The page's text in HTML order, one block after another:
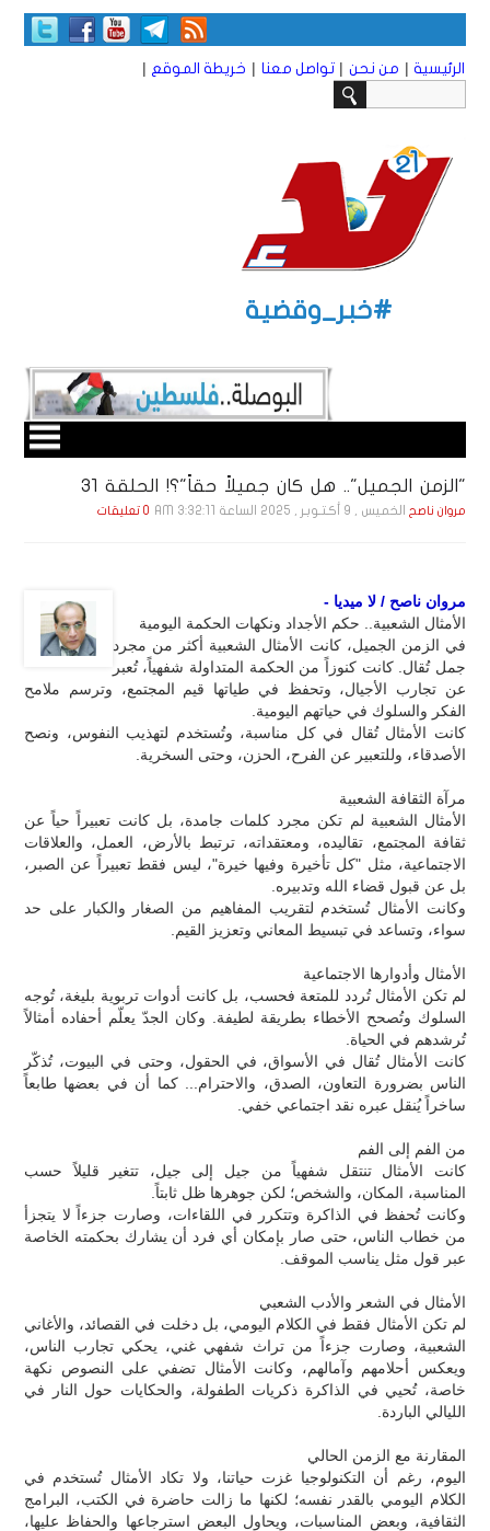
الرئيسية | من نحن | تواصل معنا | خريطة الموقع |
#خبر_وقضية
"الزمن الجميل".. هل كان جميلاً حقاً"؟! الحلقة 31
مروان ناصح الخميس , 9 أكـتـوبـر , 2025 الساعة 3:32:11 AM 0 تعليقات
مروان ناصح / لا ميديا -
الأمثال الشعبية.. حكم الأجداد ونكهات الحكمة اليومية
في الزمن الجميل، كانت الأمثال الشعبية أكثر من مجرد
جمل تُقال. كانت كنوزاً من الحكمة المتداولة شفهياً، تُعبر
عن تجارب الأجيال، وتحفظ في طياتها قيم المجتمع، وترسم ملامح
الفكر والسلوك في حياتهم اليومية.
كانت الأمثال تُقال في كل مناسبة، وتُستخدم لتهذيب النفوس، ونصح
الأصدقاء، وللتعبير عن الفرح، الحزن، وحتى السخرية.
مرآة الثقافة الشعبية
الأمثال الشعبية لم تكن مجرد كلمات جامدة، بل كانت تعبيراً حياً عن
ثقافة المجتمع، تقاليده، ومعتقداته، ترتبط بالأرض، العمل، والعلاقات
الاجتماعية، مثل "كل تأخيرة وفيها خيرة"، ليس فقط تعبيراً عن الصبر،
بل عن قبول قضاء الله وتدبيره.
وكانت الأمثال تُستخدم لتقريب المفاهيم من الصغار والكبار على حد
سواء، وتساعد في تبسيط المعاني وتعزيز القيم.
الأمثال وأدوارها الاجتماعية
لم تكن الأمثال تُردد للمتعة فحسب، بل كانت أدوات تربوية بليغة، تُوجه
السلوك وتُصحح الأخطاء بطريقة لطيفة. وكان الجدّ يعلّم أحفاده أمثالاً
تُرشدهم في الحياة.
كانت الأمثال تُقال في الأسواق، في الحقول، وحتى في البيوت، تُذكّر
الناس بضرورة التعاون، الصدق، والاحترام... كما أن في بعضها طابعاً
ساخراً يُنقل عبره نقد اجتماعي خفي.
من الفم إلى الفم
كانت الأمثال تنتقل شفهياً من جيل إلى جيل، تتغير قليلاً حسب
المناسبة، المكان، والشخص؛ لكن جوهرها ظل ثابتاً.
وكانت تُحفظ في الذاكرة وتتكرر في اللقاءات، وصارت جزءاً لا يتجزأ
من خطاب الناس، حتى صار بإمكان أي فرد أن يشارك بحكمته الخاصة
عبر قول مثل يناسب الموقف.
الأمثال في الشعر والأدب الشعبي
لم تكن الأمثال فقط في الكلام اليومي، بل دخلت في القصائد، والأغاني
الشعبية، وصارت جزءاً من تراث شفهي غني، يحكي تجارب الناس،
ويعكس أحلامهم وآمالهم، وكانت الأمثال تضفي على النصوص نكهة
خاصة، تُحيي في الذاكرة ذكريات الطفولة، والحكايات حول النار في
الليالي الباردة.
المقارنة مع الزمن الحالي
اليوم، رغم أن التكنولوجيا غزت حياتنا، ولا تكاد الأمثال تُستخدم في
الكلام اليومي بالقدر نفسه؛ لكنها ما زالت حاضرة في الكتب، البرامج
الثقافية، وبعض المناسبات، ويحاول البعض استرجاعها والحفاظ عليها،